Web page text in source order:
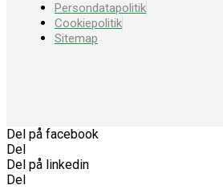
Persondatapolitik
Cookiepolitik
Sitemap
Del på facebook
Del
Del på linkedin
Del